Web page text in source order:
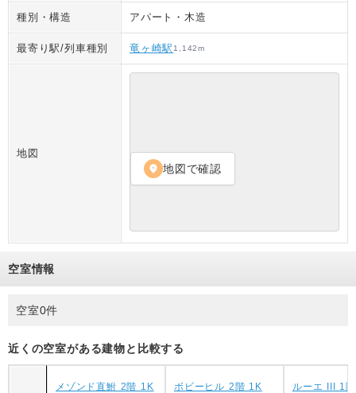
種別・構造 アパート ・木造
最寄り駅/列車種別 竜ヶ崎駅1,142m
地図
location_on 地図で確認
空室情報
空室0件
近くの空室がある建物と比較する
メゾンド直鮒 2階 1K ボビーヒル 2階 1K ルーエ III 1